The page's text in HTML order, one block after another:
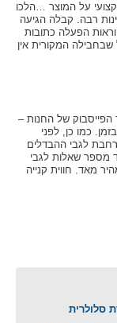
על המוצר …הלכו
רבה. קבלה הגיעה
הפעלה כתובות
המקורית אין
של החנות –
כמו כן, לפני
לגבי ההבדלים
מספר שאלות לגבי
מאד. חווית קנייה